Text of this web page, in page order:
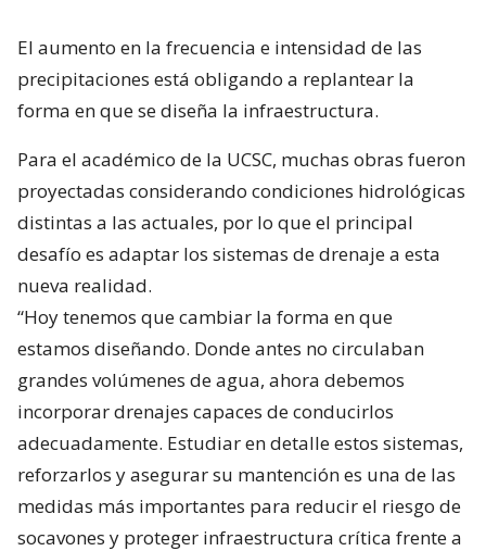
El aumento en la frecuencia e intensidad de las
precipitaciones está obligando a replantear la
forma en que se diseña la infraestructura.
Para el académico de la UCSC, muchas obras fueron
proyectadas considerando condiciones hidrológicas
distintas a las actuales, por lo que el principal
desafío es adaptar los sistemas de drenaje a esta
nueva realidad.
“Hoy tenemos que cambiar la forma en que
estamos diseñando. Donde antes no circulaban
grandes volúmenes de agua, ahora debemos
incorporar drenajes capaces de conducirlos
adecuadamente. Estudiar en detalle estos sistemas,
reforzarlos y asegurar su mantención es una de las
medidas más importantes para reducir el riesgo de
socavones y proteger infraestructura crítica frente a